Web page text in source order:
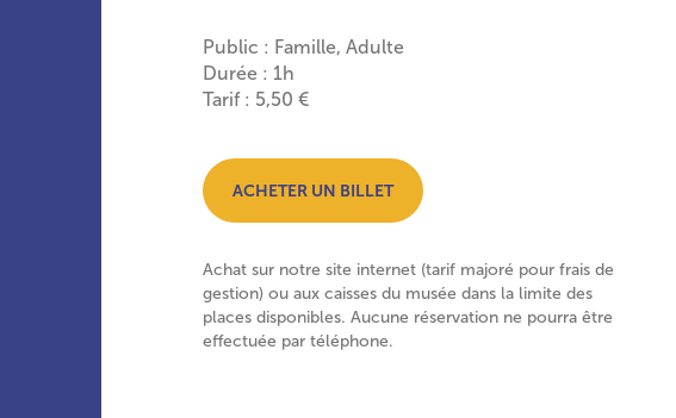
Public : Famille, Adulte
Durée : 1h
Tarif : 5,50 €
ACHETER UN BILLET
Achat sur notre site internet (tarif majoré pour frais de
gestion) ou aux caisses du musée dans la limite des
places disponibles. Aucune réservation ne pourra être
effectuée par téléphone.